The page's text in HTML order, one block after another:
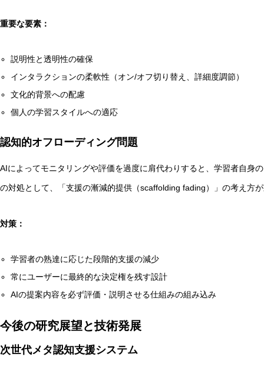
重要な要素：
説明性と透明性の確保
インタラクションの柔軟性（オン/オフ切り替え、詳細度調節）
文化的背景への配慮
個人の学習スタイルへの適応
認知的オフローディング問題
AIによってモニタリングや評価を過度に肩代わりすると、学習者自身
の対処として、「支援の漸減的提供（scaffolding fading）」の考え方
対策：
学習者の熟達に応じた段階的支援の減少
常にユーザーに最終的な決定権を残す設計
AIの提案内容を必ず評価・説明させる仕組みの組み込み
今後の研究展望と技術発展
次世代メタ認知支援システム